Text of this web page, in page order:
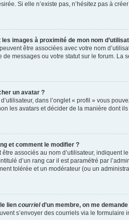
Si elle n’existe pas, n’hésitez pas à
images à proximité de mon nom
être associées avec votre nom
de messages ou votre statut sur le forum.
un avatar ?
dans l’onglet « profil » vous
les avatars et décider de la manière dont
et comment le modifier ?
être associés au nom d’utilisateur,
d’un rang car il est paramétré par
tolérée et un modérateur (ou un
lien courrield’un membre, on me
s’envoyer des courriels via le